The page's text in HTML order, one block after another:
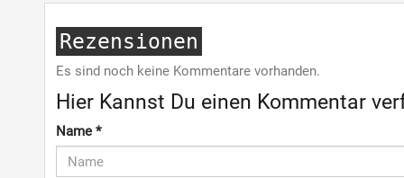
Rezensionen
Es sind noch keine Kommentare vorhanden.
Hier Kannst Du einen Kommentar
Name *